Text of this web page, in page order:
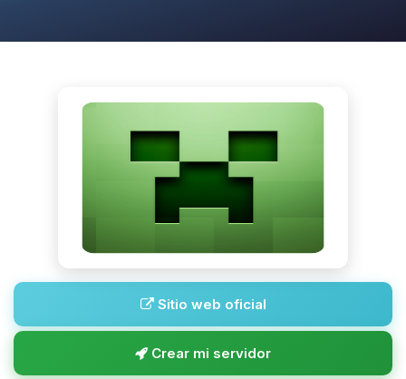
Sitio web oficial
Crear mi servidor